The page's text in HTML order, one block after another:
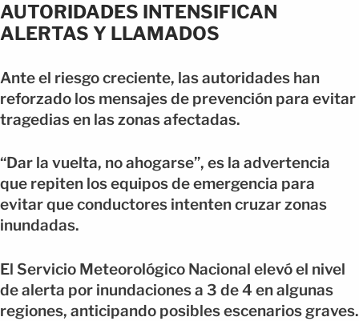
AUTORIDADES INTENSIFICAN
ALERTAS Y LLAMADOS
Ante el riesgo creciente, las autoridades han
reforzado los mensajes de prevención para evitar
tragedias en las zonas afectadas.
“Dar la vuelta, no ahogarse”, es la advertencia
que repiten los equipos de emergencia para
evitar que conductores intenten cruzar zonas
inundadas.
El Servicio Meteorológico Nacional elevó el nivel
de alerta por inundaciones a 3 de 4 en algunas
regiones, anticipando posibles escenarios graves.